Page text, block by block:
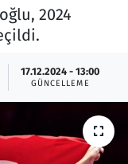
2024
17.12.2024 - 13:00
GÜNCELLEME